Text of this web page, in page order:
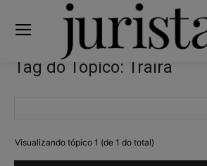
Tag do Tópico: Traíra
Visualizando tópico 1 (de 1 do total)